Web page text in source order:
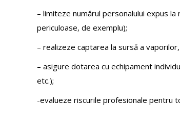
– limiteze numărul personalului expus
periculoase, de exemplu);
– realizeze captarea la sursă a
– asigure dotarea cu echipament
etc.);
-evalueze riscurile profesionale pentru